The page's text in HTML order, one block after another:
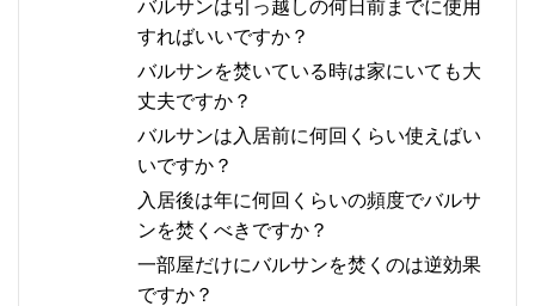
バルサンは引っ越しの何日前までに使用
すればいいですか？
バルサンを焚いている時は家にいても大
丈夫ですか？
バルサンは入居前に何回くらい使えばい
いですか？
入居後は年に何回くらいの頻度でバルサ
ンを焚くべきですか？
一部屋だけにバルサンを焚くのは逆効果
ですか？